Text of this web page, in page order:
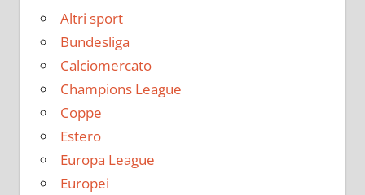
Altri sport
Bundesliga
Calciomercato
Champions League
Coppe
Estero
Europa League
Europei